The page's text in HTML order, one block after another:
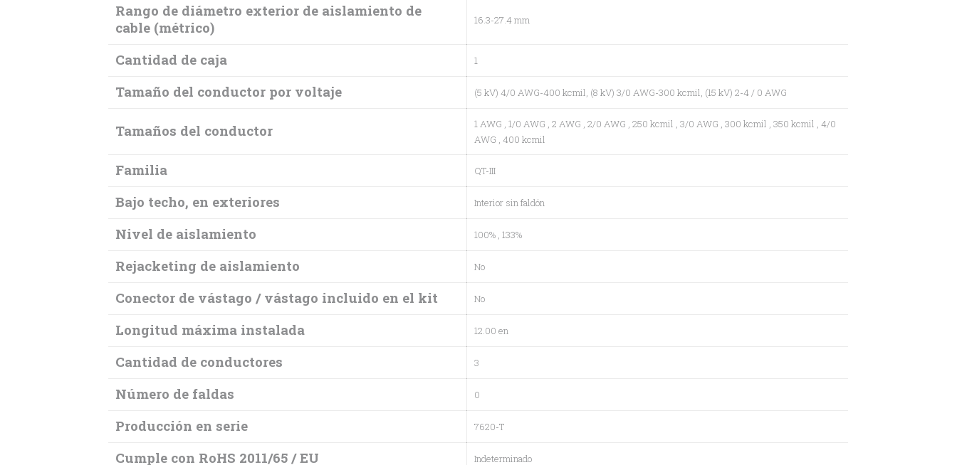
Rango de diámetro exterior de aislamiento de
cable (métrico)
16.3-27.4 mm
Cantidad de caja 1
Tamaño del conductor por voltaje (5 kV) 4/0 AWG-400 kcmil, (8 kV) 3/0 AWG-300 kcmil, (15 kV) 2-4 / 0 AWG
Tamaños del conductor 1 AWG , 1/0 AWG , 2 AWG , 2/0 AWG , 250 kcmil ,3/0AWG , 300 kcmil , 350 kcmil , 4/0
AWG , 400 kcmil
Familia QT-III
Bajo techo, en exteriores Interior sin faldón
Nivel de aislamiento 100% , 133%
Rejacketing de aislamiento No
Conector de vástago / vástago incluido en el kit No
Longitud máxima instalada 12.00 en
Cantidad de conductores 3
Número de faldas 0
Producción en serie 7620-T
Cumple con RoHS 2011/65 / EU Indeterminado